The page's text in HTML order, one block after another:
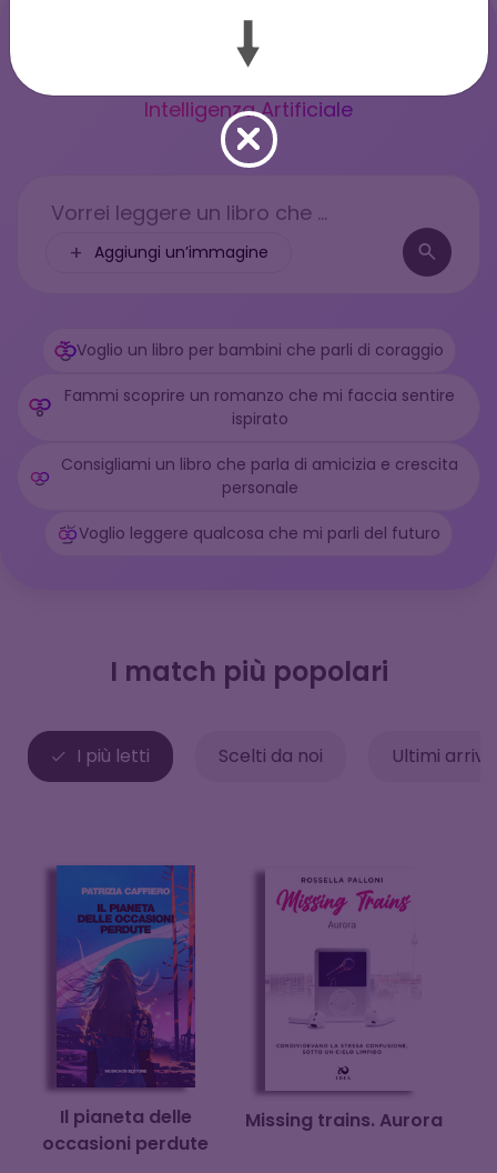
Cosa vuoi leggere oggi?
Intelligenza Artificiale
Vorrei leggere un libro che ...
+ Aggiungi un’immagine
Voglio un libro per bambini che parli di coraggio
Fammi scoprire un romanzo che mi faccia sentire
ispirato
Consigliami un libro che parla di amicizia e crescita
personale
Voglio leggere qualcosa che mi parli del futuro
I match più popolari
I più letti Scelti da noi Ultimi
Il pianeta delle
occasioni perdute
Missing trains. Aurora